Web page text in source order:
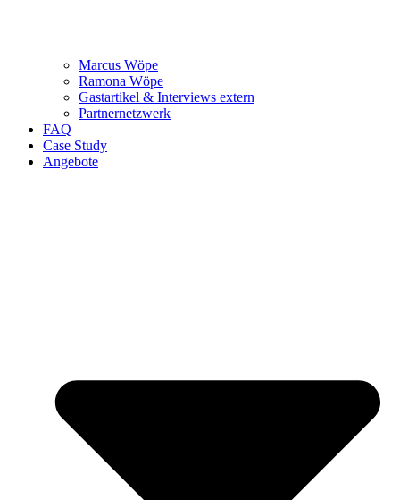
Marcus Wöpe
Ramona Wöpe
Gastartikel & Interviews extern
Partnernetzwerk
FAQ
Case Study
Angebote